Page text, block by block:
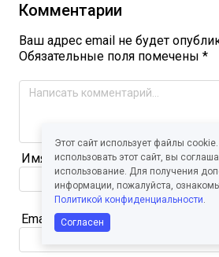
Комментарии
Ваш адрес email не будет
Обязательные поля помечены *
Имя
Email *
Этот сайт использует файлы
использовать этот сайт, вы
использование. Для получения
информации, пожалуйста,
Политикой конфиденциальности.
Согласен